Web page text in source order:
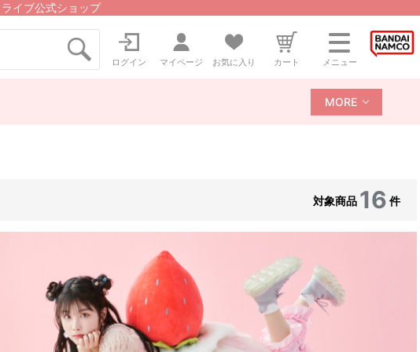
イブ公式ショップ
ログイン マイページ お気に入り カート メニュー
MORE
対象商品 16 件